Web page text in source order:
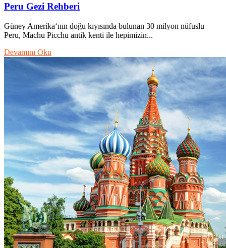
Peru Gezi Rehberi
Güney Amerika‘nın doğu kıyısında bulunan 30 milyon nüfuslu
Peru, Machu Picchu antik kenti ile hepimizin...
Devamını Oku